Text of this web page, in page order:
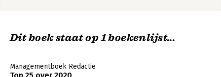
Dit boek staat op 1 boekenlijst...
Managementboek Redactie